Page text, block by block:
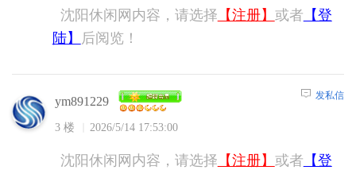
沈阳休闲网内容，请选择 【注册】 或者 【登
陆】
后阅览！
ym891229
3 楼 2026/5/14 17:53:00
发私信
沈阳休闲网内容，请选择 【注册】 或者 【登